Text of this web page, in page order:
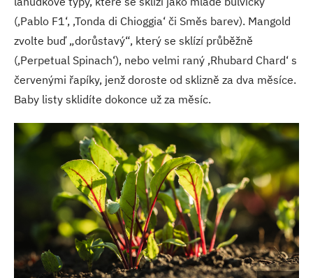
(‚Pablo F1‘, ‚Tonda di Chioggia‘ či Směs barev). Mangold
zvolte buď „dorůstavý“, který se sklízí průběžně
(‚Perpetual Spinach‘), nebo velmi raný ‚Rhubard Chard‘ s
červenými řapíky, jenž doroste od sklizně za dva měsíce.
Baby listy sklidíte dokonce už za měsíc.